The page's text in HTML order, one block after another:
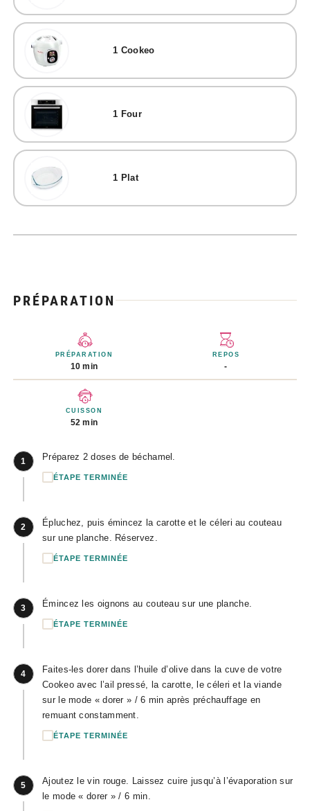
1 Cookeo
1 Four
1 Plat
PRÉPARATION
PRÉPARATION
10 min
REPOS
-
CUISSON
52 min
1 Préparez 2 doses de béchamel.
ÉTAPE TERMINÉE
2
Épluchez, puis émincez la carotte et le céleri au couteau
sur une planche. Réservez.
ÉTAPE TERMINÉE
3 Émincez les oignons au couteau sur une planche.
ÉTAPE TERMINÉE
4
Faites-les dorer dans l’huile d’olive dans la cuve de votre
Cookeo avec l’ail pressé, la carotte, le céleri et la viande
sur le mode « dorer » / 6 min après préchauffage en
remuant constamment.
ÉTAPE TERMINÉE
5
Ajoutez le vin rouge. Laissez cuire jusqu’à l’évaporation sur
le mode « dorer » / 6 min.